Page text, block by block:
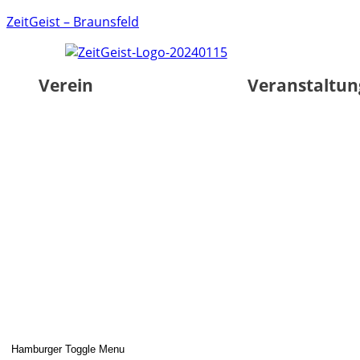
ZeitGeist – Braunsfeld
Verein
Hamburger Toggle Menu